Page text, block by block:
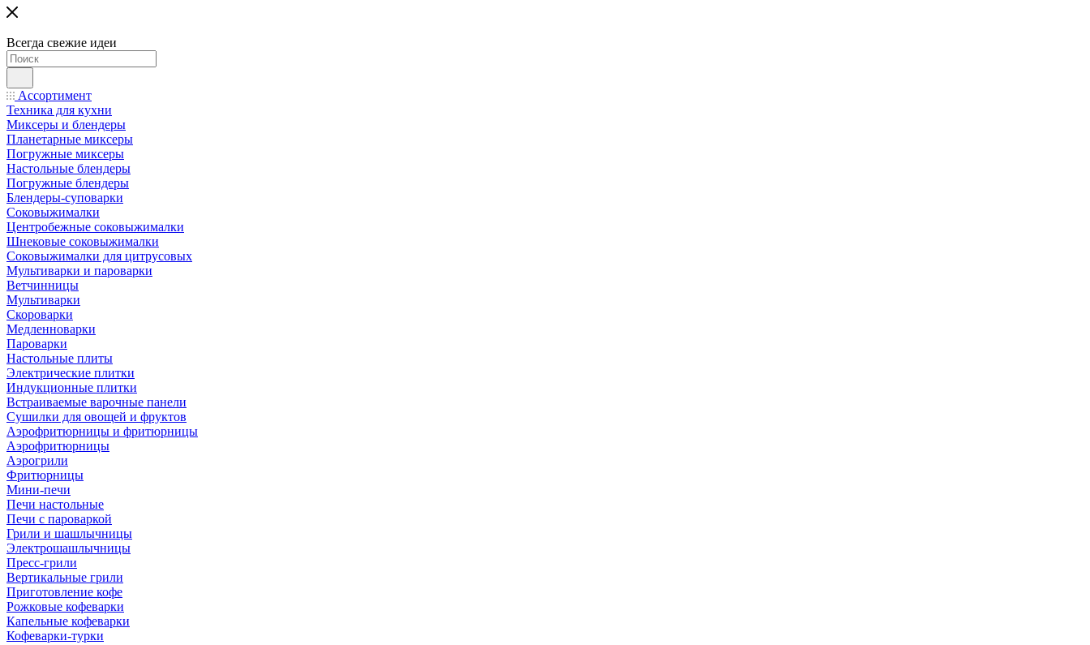
Всегда свежие идеи
Ассортимент
Техника для кухни
Миксеры и блендеры
Планетарные миксеры
Погружные миксеры
Настольные блендеры
Погружные блендеры
Блендеры-суповарки
Соковыжималки
Центробежные соковыжималки
Шнековые соковыжималки
Соковыжималки для цитрусовых
Мультиварки и пароварки
Ветчинницы
Мультиварки
Скороварки
Медленноварки
Пароварки
Настольные плиты
Электрические плитки
Индукционные плитки
Встраиваемые варочные панели
Сушилки для овощей и фруктов
Аэрофритюрницы и фритюрницы
Аэрофритюрницы
Аэрогрили
Фритюрницы
Мини-печи
Печи настольные
Печи с пароваркой
Грили и шашлычницы
Электрошашлычницы
Пресс-грили
Вертикальные грили
Приготовление кофе
Рожковые кофеварки
Капельные кофеварки
Кофеварки-турки